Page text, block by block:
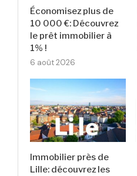
Économisez plus de
10 000 €: Découvrez
le prêt immobilier à
1% !
6 août 2026
Immobilier près de
Lille: découvrez les